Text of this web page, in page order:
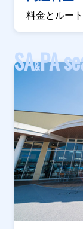
料金とルー
SA&PA